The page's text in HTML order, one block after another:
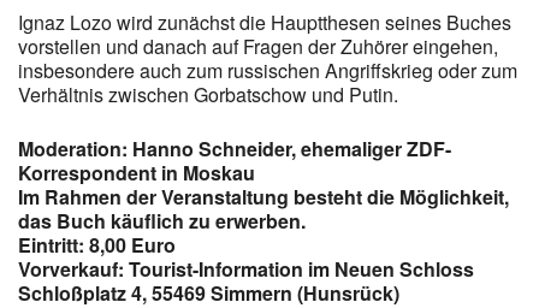
Ignaz Lozo wird zunächst die Hauptthesen seines Buches
vorstellen und danach auf Fragen der Zuhörer eingehen,
insbesondere auch zum russischen Angriffskrieg oder zum
Verhältnis zwischen Gorbatschow und Putin.
Moderation: Hanno Schneider, ehemaliger ZDF-
Korrespondent in Moskau
Im Rahmen der Veranstaltung besteht die Möglichkeit,
das Buch käuflich zu erwerben.
Eintritt: 8,00 Euro
Vorverkauf: Tourist-Information im Neuen Schloss
Schloßplatz 4, 55469 Simmern (Hunsrück)